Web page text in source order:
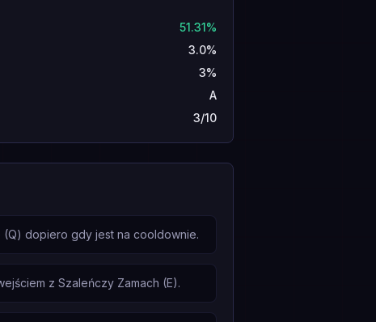
51.31%
3.0%
3%
A
3/10
dopiero gdy jest na cooldownie.
z Szaleńczy Zamach (E).